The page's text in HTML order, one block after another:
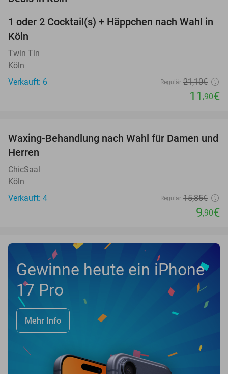
44%
1 oder 2 Cocktail(s) + Häppchen nach Wahl in
Köln
Twin Tin
Köln
Verkauft: 6
Regulär 21,10€
11 ,90€
38%
NEW
TODAY
Waxing-Behandlung nach Wahl für Damen und
Herren
ChicSaal
Köln
Verkauft: 4
Regulär 15,85€
9,90€
Gewinne heute ein iPhone
17 Pro
Mehr Info